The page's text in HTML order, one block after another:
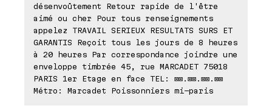
désenvoûtement Retour rapide de l'être
aimé ou cher Pour tous renseignements
appelez TRAVAIL SERIEUX RESULTATS SURS ET
GARANTIS Reçoit tous les jours de 8 heures
à 20 heures Par correspondance joindre une
enveloppe timbrée 45, rue MARCADET 75018
PARIS 1er Etage en face TEL: ⊠⊠.⊠⊠.⊠⊠.⊠⊠
Métro: Marcadet Poissonniers mi-paris